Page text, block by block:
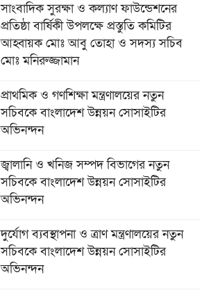
সাংবাদিক সুরক্ষা ও কল্যাণ ফাউন্ডেশনের
প্রতিষ্ঠা বার্ষিকী উপলক্ষে প্রস্তুতি কমিটির
আহ্বায়ক মোঃ আবু তোহা ও সদস্য সচিব
মোঃ মনিরুজ্জামান
প্রাথমিক ও গণশিক্ষা মন্ত্রণালয়ের নতুন
সচিবকে বাংলাদেশ উন্নয়ন সোসাইটির
অভিনন্দন
জ্বালানি ও খনিজ সম্পদ বিভাগের নতুন
সচিবকে বাংলাদেশ উন্নয়ন সোসাইটির
অভিনন্দন
দুর্যোগ ব্যবস্থাপনা ও ত্রাণ মন্ত্রণালয়ের নতুন
সচিবকে বাংলাদেশ উন্নয়ন সোসাইটির
অভিনন্দন